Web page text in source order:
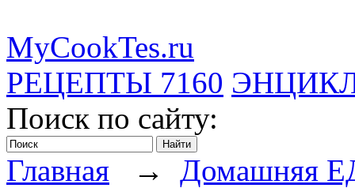
MyCookTes.ru
РЕЦЕПТЫ 7160
Поиск по сайту:
Главная → Домашняя